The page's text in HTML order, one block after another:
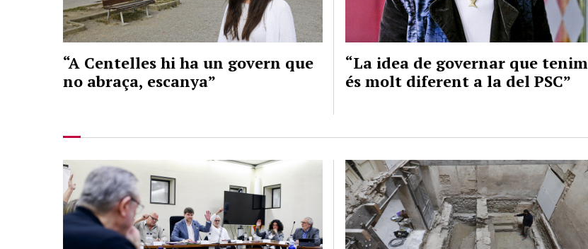
“A Centelles hi ha un govern que
no abraça, escanya”
“La idea de governar que tenim
és molt diferent a la del PSC”